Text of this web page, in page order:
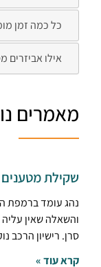
כל כמה זמן
אילו אביזרים
מאמרים
שקילת
נהג עומד ברמפת
והשאלה שאין
סרן. רישיון הרכב
קרא עוד »